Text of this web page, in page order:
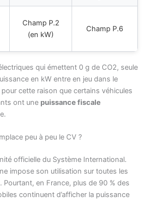
Champ P.2
(en kW)
Champ P.6
qui émettent 0 g de CO2, seule
en kW entre en jeu dans le
pour cette raison que certains véhicules
ont une puissance fiscale
peu à peu le CV ?
officielle du Système International.
impose son utilisation sur toutes les
Pourtant, en France, plus de 90 % des
continuent d’afficher la puissance